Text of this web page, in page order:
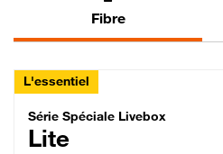
Fibre
L'essentiel
Série Spéciale
Série Spéciale Livebox
Lite